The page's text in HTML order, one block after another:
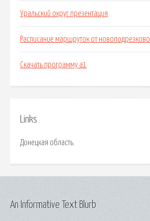
Уральский округ презентация
Расписание маршруток от новоподрезково
Скачать программу а1
Links
Донецкая область.
An Informative Text Blurb